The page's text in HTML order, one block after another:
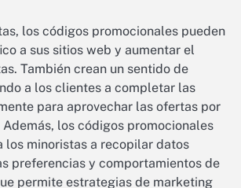
los códigos promocionales pueden
a sus sitios web y aumentar el
También crean un sentido de
a los clientes a completar las
para aprovechar las ofertas por
los códigos promocionales
los minoristas a recopilar datos
preferencias y comportamientos de
permite estrategias de marketing